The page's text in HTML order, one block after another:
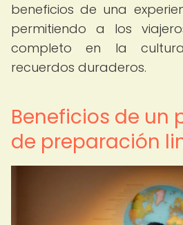
beneficios de una
permitiendo a los
completo en la
recuerdos duraderos.
Beneficios de un
de preparación